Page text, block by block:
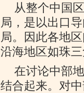
从整个中国
局，是以出口
局。因此各地
沿海地区如珠
在讨论中部
结合起来。对